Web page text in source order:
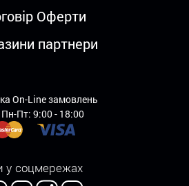
Оферти
партнери
On-Line замовлень
Пн-Пт: 9:00 - 18:00
у соцмережах